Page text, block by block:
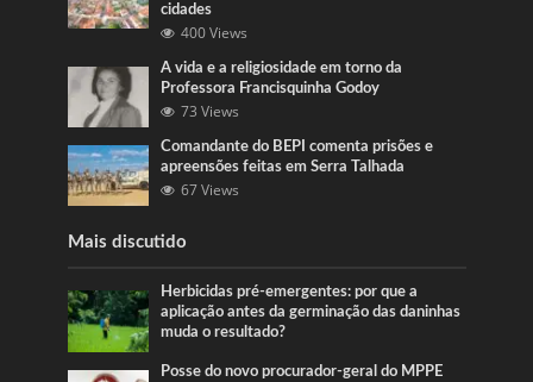
cidades
400 Views
A vida e a religiosidade em torno da
Professora Francisquinha Godoy
73 Views
Comandante do BEPI comenta prisões e
apreensões feitas em Serra Talhada
67 Views
Mais discutido
Herbicidas pré-emergentes: por que a
aplicação antes da germinação das daninhas
muda o resultado?
Posse do novo procurador-geral do MPPE